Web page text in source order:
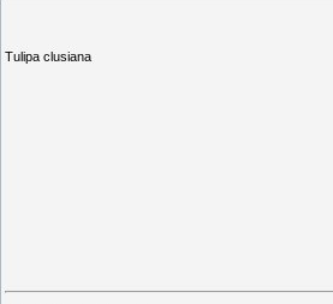
Tulipa clusiana